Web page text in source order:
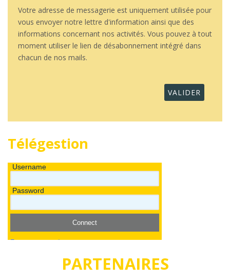
Votre adresse de messagerie est uniquement utilisée pour
vous envoyer notre lettre d'information ainsi que des
informations concernant nos activités. Vous pouvez à tout
moment utiliser le lien de désabonnement intégré dans
chacun de nos mails.
Télégestion
PARTENAIRES